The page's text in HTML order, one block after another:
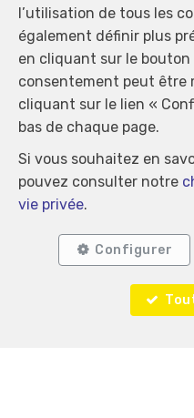
l’utilisation de tous les
également définir plus
en cliquant sur le
consentement peut être
cliquant sur le lien «
bas de chaque page.
Si vous souhaitez en
pouvez consulter notre
vie privée.
Configurer